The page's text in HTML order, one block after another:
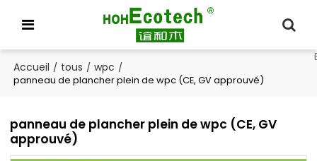
Accueil / tous / wpc /
panneau de plancher plein de wpc (CE, GV approuvé)
panneau de plancher plein de wpc (CE, GV
approuvé)